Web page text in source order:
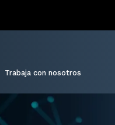
Trabaja con nosotros